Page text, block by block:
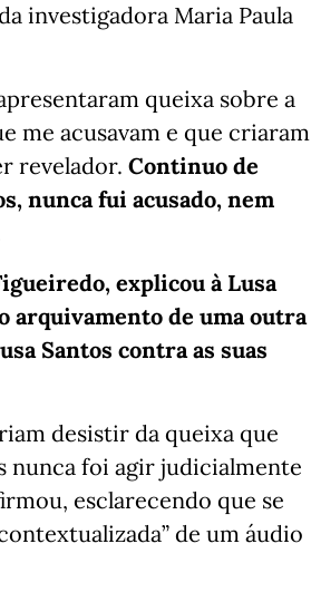
investigadora Maria Paula
queixa sobre a
me acusavam e que criaram
revelador. Continuo de
nunca fui acusado, nem
explicou à Lusa
arquivamento de uma outra
Santos contra as suas
desistir da queixa que
nunca foi agir judicialmente
esclarecendo que se
de um áudio